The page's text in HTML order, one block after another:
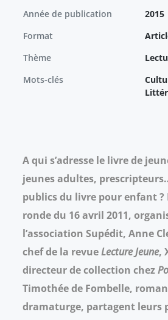
Année de publication
2015
Format
Thème
Mots-clés
A qui s’adresse le livre de
jeunes adultes,
publics du livre pour enfant ?
ronde du 16 avril 2011,
l’association Supédit, Anne
chef de la revueLecture Jeune,
directeur de collection chez
Timothée de Fombelle,
dramaturge, partagent leurs